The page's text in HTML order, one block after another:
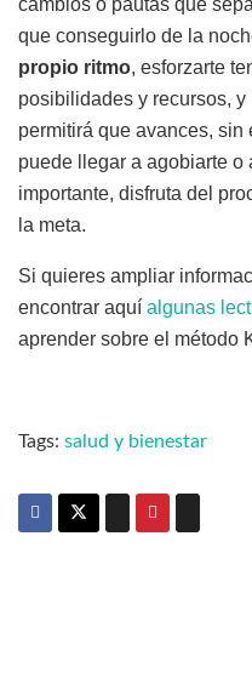
cambios o pautas que
que conseguirlo de la
propio ritmo, esforzarte
posibilidades y recursos,
permitirá que avances,
puede llegar a agobiarte o
importante, disfruta del
la meta.
Si quieres ampliar
encontrar aquí algunas
aprender sobre el método
Tags: salud y bienestar